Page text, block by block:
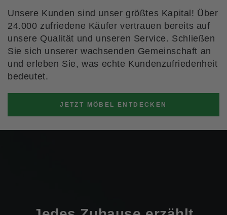
Unsere Kunden sind unser größtes Kapital! Über
24.000 zufriedene Käufer vertrauen bereits auf
unsere Qualität und unseren Service. Schließen
Sie sich unserer wachsenden Gemeinschaft an
und erleben Sie, was echte Kundenzufriedenheit
bedeutet.
JETZT MÖBEL ENTDECKEN